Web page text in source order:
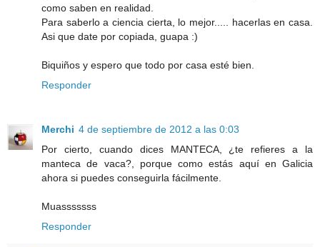
como saben en realidad.
Para saberlo a ciencia cierta, lo mejor..... hacerlas en casa.
Asi que date por copiada, guapa :)
Biquiños y espero que todo por casa esté bien.
Responder
Merchi 4 de septiembre de 2012 a las 0:03
Por cierto, cuando dices MANTECA, ¿te refieres a la
manteca de vaca?, porque como estás aquí en Galicia
ahora si puedes conseguirla fácilmente.
Muasssssss
Responder